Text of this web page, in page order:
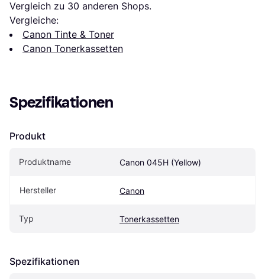
Vergleich zu 30 anderen Shops.
Vergleiche:
Canon Tinte & Toner
Canon Tonerkassetten
Spezifikationen
Produkt
Produktname Canon 045H (Yellow)
Hersteller Canon
Typ Tonerkassetten
Spezifikationen